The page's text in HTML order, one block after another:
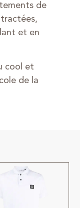
de
et en
cool et
de la